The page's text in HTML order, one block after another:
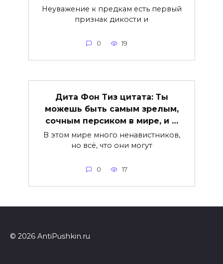
Неуважение к предкам есть первый
признак дикости и
0 19
Дита Фон Тиз цитата: Ты
можешь быть самым зрелым,
сочным персиком в мире, и …
В этом мире много ненавистников,
но всё, что они могут
0 17
© 2026 AntiPushkin.ru